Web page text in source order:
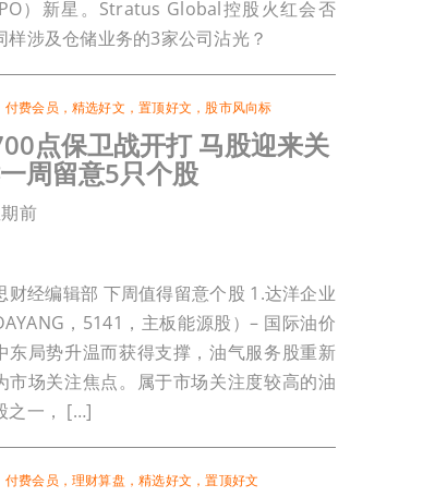
）新星。Stratus Global控股火红会否
样涉及仓储业务的3家公司沾光？
付费会员 ，精选好文 ，置顶好文 ， 股市风向标
点保卫战开打 马股迎来关
周留意5只个股
前
财经编辑部 下周值得留意个股 1.达洋企业
，5141，主板能源股）– 国际油价
东局势升温而获得支撑，油气服务股重新
市场关注焦点。属于市场关注度较高的油
之一， […]
付费会员 ，理财算盘 ，精选好文 ，置顶好文